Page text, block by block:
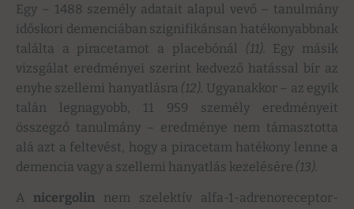
Egy – 1488 személy adatait alapul vevő – tanulmány
időskori demenciában szignifikánsan hatékonyabbnak
találta a piracetamot a placebónál (11). Egy másik
vizsgálat eredményei szerint kedvező hatással bír az
enyhe szellemi hanyatlásra (12). Ugyanakkor – az egyik
talán legnagyobb, 11 959 személy eredményeit
összegző tanulmány – eredménye nem támasztotta
alá azt a feltevést, hogy a piracetam hatékony lenne a
demencia vagy a szellemi hanyatlás kezelésére (13).
A nicergolin nem szelektív alfa-1-adrenoreceptor-